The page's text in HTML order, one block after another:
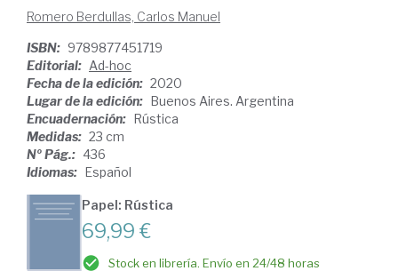
Romero Berdullas, Carlos Manuel
ISBN: 9789877451719
Editorial: Ad-hoc
Fecha de la edición: 2020
Lugar de la edición: Buenos Aires. Argentina
Encuadernación: Rústica
Medidas: 23 cm
Nº Pág.: 436
Idiomas: Español
Papel: Rústica
69,99 €
Stock en librería. Envío en 24/48 horas